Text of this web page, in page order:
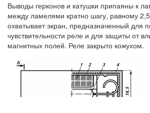
Выводы герконов и катушки припаяны к
между ламелями кратно шагу, равному
охватывает экран, предназначенный для
чувствительности реле и для защиты от
магнитных полей. Реле закрыто кожухом.